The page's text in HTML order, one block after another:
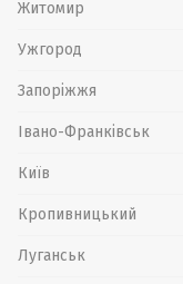
Житомир
Ужгород
Запоріжжя
Івано-Франківськ
Київ
Кропивницький
Луганськ